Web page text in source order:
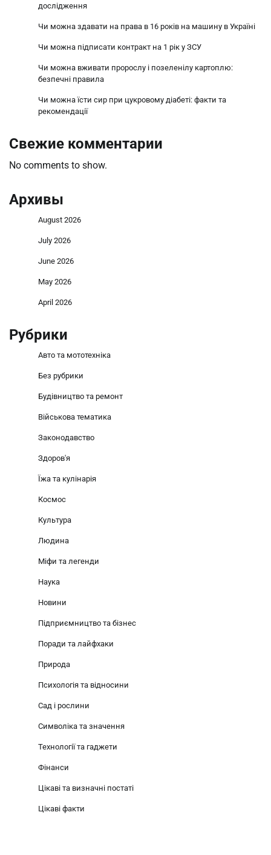
дослідження
Чи можна здавати на права в 16 років на машину в Україні
Чи можна підписати контракт на 1 рік у ЗСУ
Чи можна вживати пророслу і позеленілу картоплю:
безпечні правила
Чи можна їсти сир при цукровому діабеті: факти та
рекомендації
Свежие комментарии
No comments to show.
Архивы
August 2026
July 2026
June 2026
May 2026
April 2026
Рубрики
Авто та мототехніка
Без рубрики
Будівництво та ремонт
Військова тематика
Законодавство
Здоров'я
Їжа та кулінарія
Космос
Культура
Людина
Міфи та легенди
Наука
Новини
Підприємництво та бізнес
Поради та лайфхаки
Природа
Психологія та відносини
Сад і рослини
Символіка та значення
Технології та гаджети
Фінанси
Цікаві та визначні постаті
Цікаві факти